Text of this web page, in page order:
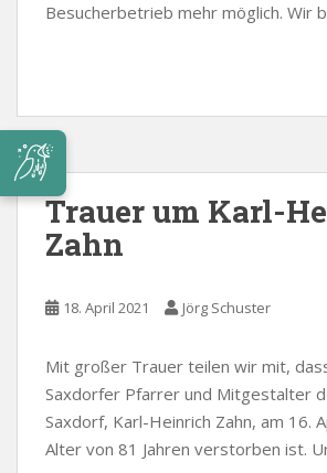
Besucherbetrieb mehr möglich. Wir
Trauer um Karl-
Zahn
18. April 2021 Jörg Schuster
Mit großer Trauer teilen wir mit,
Saxdorfer Pfarrer und Mitgestalter
Saxdorf, Karl-Heinrich Zahn, am 16.
Alter von 81 Jahren verstorben ist.